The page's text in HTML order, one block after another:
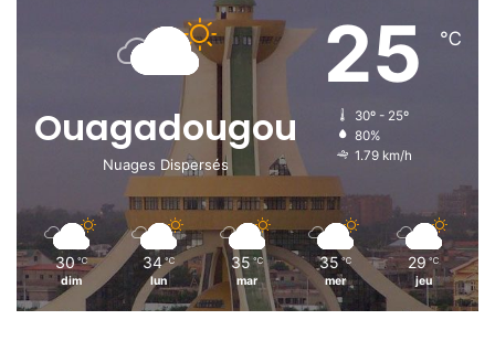
Ouagadougou
Nuages Dispersés
25 ℃
30º - 25º
80%
1.79 km/h
30 ℃
dim
34 ℃
lun
35 ℃
mar
35 ℃
mer
29 ℃
jeu